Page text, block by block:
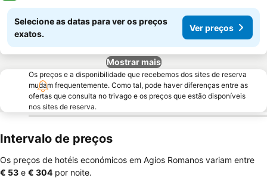
Selecione as datas para ver os preços
exatos.
Ver preços
Mostrar mais
Os preços e a disponibilidade que recebemos dos sites de reserva
mudam frequentemente. Como tal, pode haver diferenças entre as
ofertas que consulta no trivago e os preços que estão disponíveis
nos sites de reserva.
Intervalo de preços
Os preços de hotéis económicos em Agios Romanos variam entre
‎€ 53 e ‎€ 304 por noite.